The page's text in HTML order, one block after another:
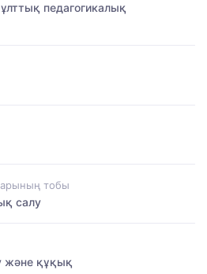
педагогикалық
тобы
салу
және құқық